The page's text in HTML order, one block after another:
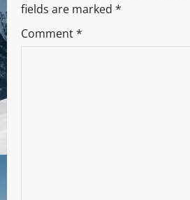
fields are marked *
Comment*